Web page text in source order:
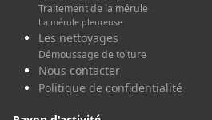
Traitement de la mérule
La mérule pleureuse
Les nettoyages
Démoussage de toiture
Nous contacter
Politique de confidentialité